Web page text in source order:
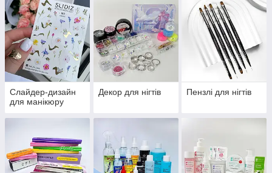
Слайдер-дизайн
для манікюру
Декор для нігтів Пензлі для нігтів